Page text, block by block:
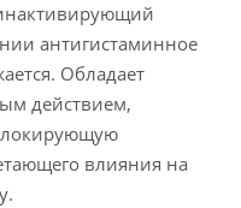
антигистаминное
Обладает
действием,
влияния на